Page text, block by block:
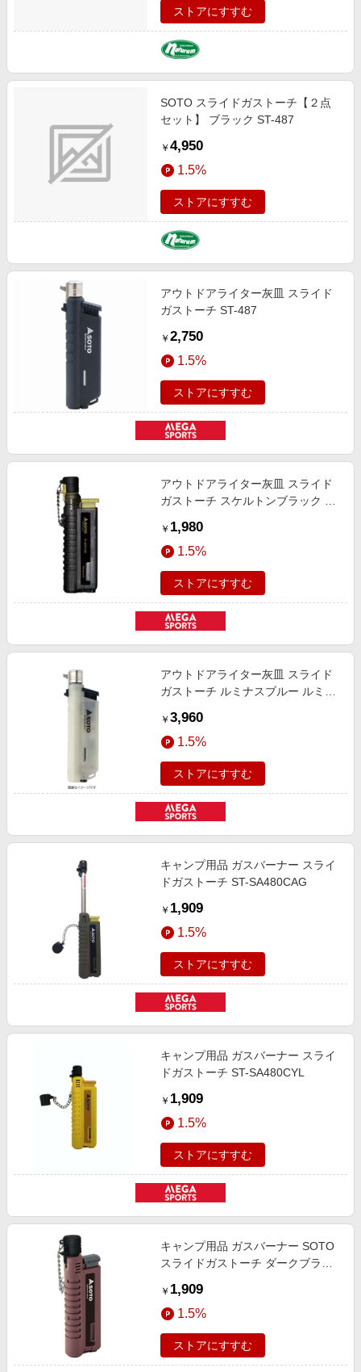
ストアにすすむ
SOTO スライドガストーチ【２点
セット】 ブラック ST-487
￥ 4,950
1.5%
ストアにすすむ
アウトドアライター灰皿 スライド
ガストーチ ST-487
￥ 2,750
1.5%
ストアにすすむ
アウトドアライター灰皿 スライド
ガストーチ スケルトンブラック ス
￥ 1,980
1.5%
ストアにすすむ
アウトドアライター灰皿 スライド
ガストーチ ルミナスブルー ルミナ
￥ 3,960
1.5%
ストアにすすむ
キャンプ用品 ガスバーナー スライ
ドガストーチ ST-SA480CAG
￥ 1,909
1.5%
ストアにすすむ
キャンプ用品 ガスバーナー スライ
ドガストーチ ST-SA480CYL
￥ 1,909
1.5%
ストアにすすむ
キャンプ用品 ガスバーナー SOTO
スライドガストーチ ダークブラウ
￥ 1,909
1.5%
ストアにすすむ